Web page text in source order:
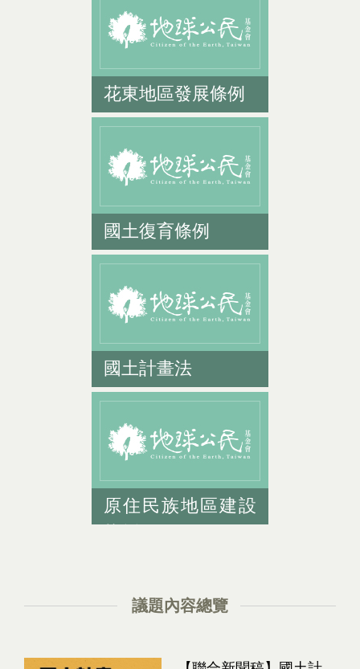
花東地區發展條例
國土復育條例
國土計畫法
原住民族地區建設
議題內容總覽